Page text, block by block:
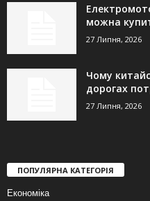
можна
27 Липня, 2026
Чому
дорогах
27 Липня, 2026
ПОПУЛЯРНА КАТЕГОРІЯ
Економіка